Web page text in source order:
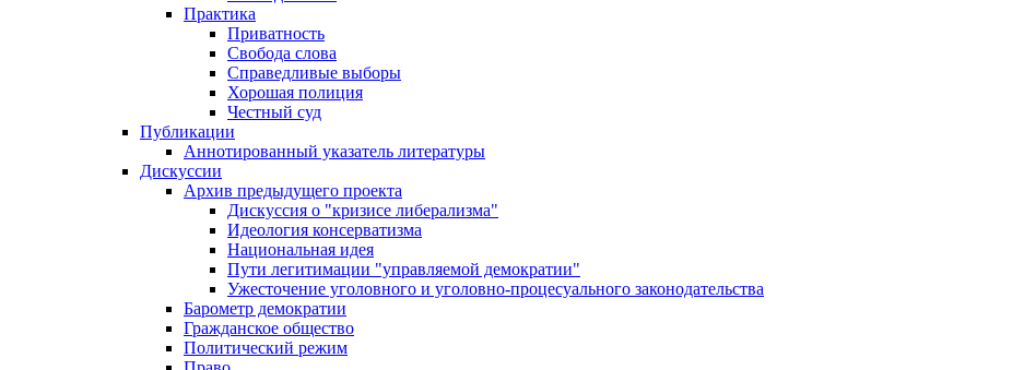
Практика
Приватность
Свобода слова
Справедливые выборы
Хорошая полиция
Честный суд
Публикации
Аннотированный указатель литературы
Дискуссии
Архив предыдущего проекта
Дискуссия о "кризисе либерализма"
Идеология консерватизма
Национальная идея
Пути легитимации "управляемой демократии"
Ужесточение уголовного и уголовно-процесуального законодательства
Барометр демократии
Гражданское общество
Политический режим